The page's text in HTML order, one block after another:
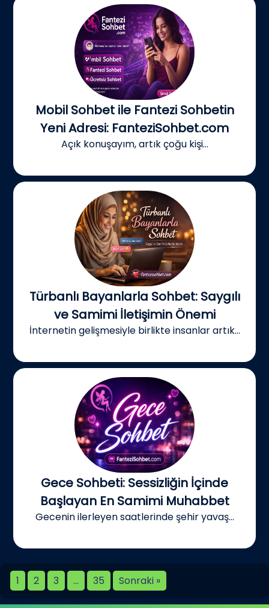
Mobil Sohbet ile Fantezi Sohbetin
Yeni Adresi: FanteziSohbet.com
Açık konuşayım, artık çoğu kişi...
Türbanlı Bayanlarla Sohbet: Saygılı
ve Samimi İletişimin Önemi
İnternetin gelişmesiyle birlikte insanlar artık...
Gece Sohbeti: Sessizliğin İçinde
Başlayan En Samimi Muhabbet
Gecenin ilerleyen saatlerinde şehir yavaş...
1 2 3 … 35 Sonraki »